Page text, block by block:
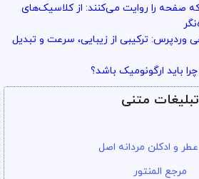
صفحه را روایت می‌کنند: از کلاسیک‌های
وردپرس: ترکیبی از زیبایی، سرعت و تبدیل
باید ارگونومیک باشد؟
تبلیغات متنی
و ادکلن مردانه اصل
مرجع المنتور